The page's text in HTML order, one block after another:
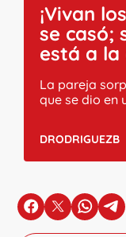
¡Vivan
se casó;
está a la
La pareja
que se dio en
DRODRIGUEZB
en Facebook
en Xen